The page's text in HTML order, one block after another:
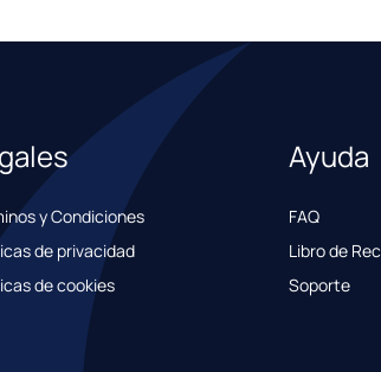
y Condiciones
de privacidad
de cookies
Ayuda
FAQ
Libro de
Soporte